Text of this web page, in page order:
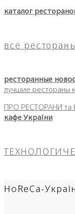
каталог
все
ресторанные
лучшие рестораны
ПРО РЕСТОРАНИ та
кафе України
HoReCa-